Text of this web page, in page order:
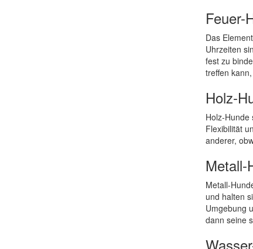
Feuer-
Das
Uhrzeiten
fest zu
treffen
Holz-
Holz-Hunde
Flexibilität
anderer,
Metall-
Metall-
und halten
Umgebung
dann seine